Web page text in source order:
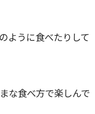
ように食べたりして
な食べ方で楽しんで